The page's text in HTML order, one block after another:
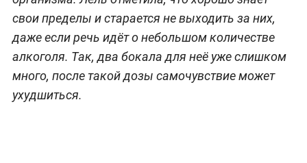
свои пределы и старается не выходить за них,
даже если речь идёт о небольшом количестве
алкоголя. Так, два бокала для неё уже слишком
много, после такой дозы самочувствие может
ухудшиться.